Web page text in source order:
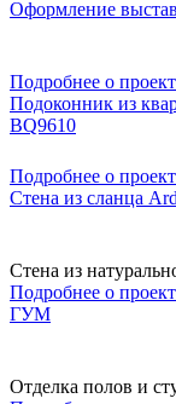
Оформление
Подробнее о
Подоконник из
BQ9610
Подробнее о
Стена из сланца
Стена из
Подробнее о
ГУМ
Отделка полов и